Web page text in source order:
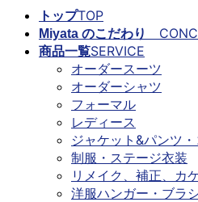
トップTOP
Miyata のこだわり
商品一覧SERVICE
オーダースーツ
オーダーシャツ
フォーマル
レディース
ジャケット&パンツ・
制服・ステージ衣装
リメイク、補正、カ
洋服ハンガー・ブラ